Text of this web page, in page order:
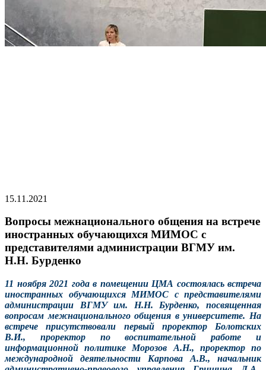
15.11.2021
Вопросы межнационального общения на встрече
иностранных обучающихся МИМОС с
представителями администрации ВГМУ им.
Н.Н. Бурденко
11 ноября 2021 года в помещении ЦМА состоялась встреча
иностранных обучающихся МИМОС с представителями
администрации ВГМУ им. Н.Н. Бурденко, посвященная
вопросам межнационального общения в университете. На
встрече присутствовали первый проректор Болотских
В.И., проректор по воспитательной работе и
информационной политике Морозов А.Н., проректор по
международной деятельности Карпова А.В., начальник